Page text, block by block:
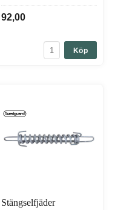
92,00
Köp
Stängselfjäder